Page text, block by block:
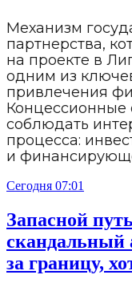
Механизм
партнерства,
на проекте в
одним из
привлечения
Концессионные
соблюдать
процесса:
и
Сегодня 07:01
Запасной
скандальный
за границу,